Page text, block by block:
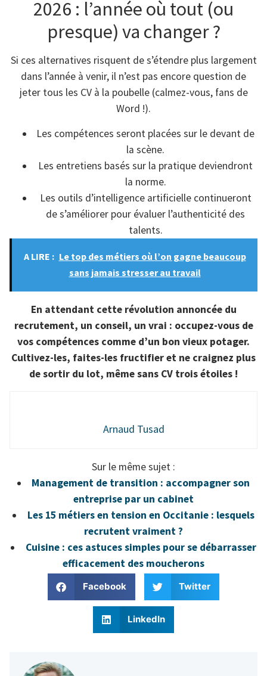
2026 : l’année où tout (ou
presque) va changer ?
Si ces alternatives risquent de s’étendre plus largement
dans l’année à venir, il n’est pas encore question de
jeter tous les CV à la poubelle (calmez-vous, fans de
Word !).
Les compétences seront placées sur le devant de
la scène.
Les entretiens basés sur la pratique deviendront
la norme.
Les outils d’intelligence artificielle continueront
de s’améliorer pour évaluer l’authenticité des
talents.
A LIRE : Le top des métiers où l’on gagne beaucoup
sans jamais stresser au travail
En attendant cette révolution annoncée du
recrutement, un conseil, un vrai : occupez-vous de
vos compétences comme d’un bon vieux potager.
Cultivez-les, faites-les fructifier et ne craignez plus
de sortir du lot, même sans CV trois étoiles !
Arnaud Tusad
Sur le même sujet :
Management de transition : accompagner son
entreprise par un cabinet
Les 15 métiers en tension en Occitanie : lesquels
recrutent vraiment ?
Cuisine : ces astuces simples pour se débarrasser
efficacement des moucherons
Facebook Twitter
LinkedIn